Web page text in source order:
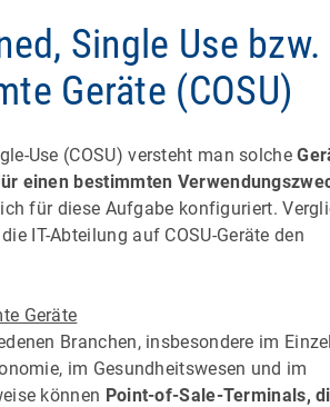
Single Use bzw.
Geräte (COSU)
Use (COSU) versteht man solche
einen bestimmten
für diese Aufgabe konfiguriert.
IT-Abteilung auf COSU-Geräte den
Geräte
Branchen, insbesondere im
im Gesundheitswesen und im
können Point-of-Sale-Terminals,